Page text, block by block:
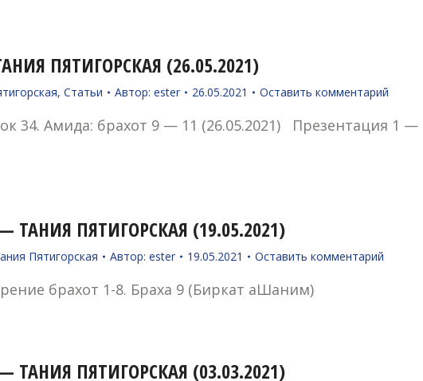
ПЯТИГОРСКАЯ (26.05.2021)
, Статьи Автор: ester 26.05.2021 Оставить комментарий
34. Амида: брахот 9 — 11 (26.05.2021) Презентация 1 —
ТАНИЯ ПЯТИГОРСКАЯ (19.05.2021)
Пятигорская Автор: ester 19.05.2021 Оставить комментарий
брахот 1-8. Браха 9 (Биркат аШаним)
ТАНИЯ ПЯТИГОРСКАЯ (03.03.2021)